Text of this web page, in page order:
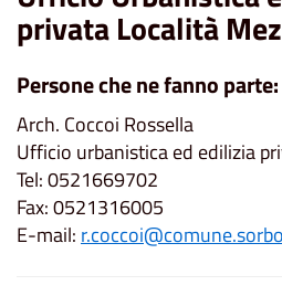
privata Località
Persone che ne fanno parte:
Arch. Coccoi Rossella
Ufficio urbanistica ed edilizia
Tel: 0521669702
Fax: 0521316005
E-mail: